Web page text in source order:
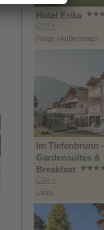
Hotel Erika
CIN +
Prags / Außerprags
Im Tiefenbrunn -
Gardensuites &
Breakfast
CIN +
Lana